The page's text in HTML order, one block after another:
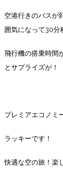
空港行きのバスが
囲気になって30分
飛行機の搭乗時間
とサプライズが！
プレミアエコノミ
ラッキーです！
快適な空の旅！楽